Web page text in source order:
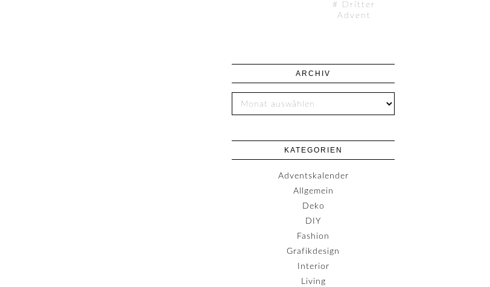
# Dritter
Advent
ARCHIV
KATEGORIEN
Adventskalender
Allgemein
Deko
DIY
Fashion
Grafikdesign
Interior
Living